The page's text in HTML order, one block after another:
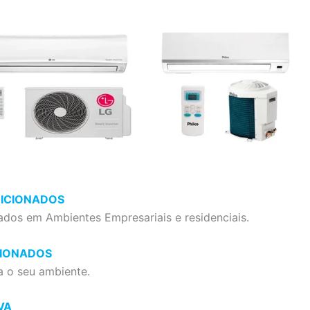
em Ambientes Empresariais e residenciais.
o seu ambiente.